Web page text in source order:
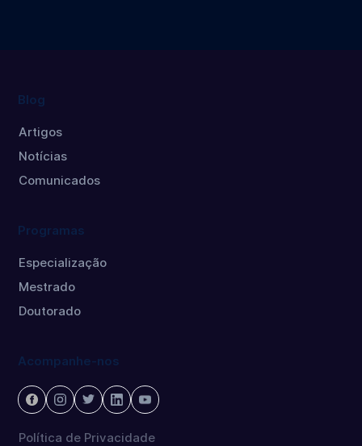
Blog
Artigos
Notícias
Comunicados
Programas
Especialização
Mestrado
Doutorado
Acompanhe-nos
Política de Privacidade